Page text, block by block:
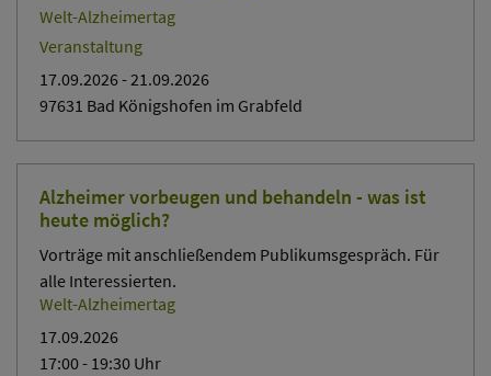
Welt-Alzheimertag
Veranstaltung
17.09.2026- 21.09.2026
97631 Bad Königshofen im Grabfeld
Alzheimer vorbeugen und behandeln - was ist
heute möglich?
Vorträge mit anschließendem Publikumsgespräch. Für
alle Interessierten.
Welt-Alzheimertag
17.09.2026
17:00- 19:30 Uhr